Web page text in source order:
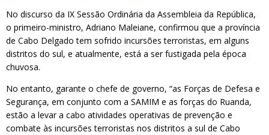
No discurso da IX Sessão Ordinária da Assembleia da República,
o primeiro-ministro, Adriano Maleiane, confirmou que a província
de Cabo Delgado tem sofrido incursões terroristas, em alguns
distritos do sul, e atualmente, está a ser fustigada pela época
chuvosa.
No entanto, garante o chefe de governo, “as Forças de Defesa e
Segurança, em conjunto com a SAMIM e as forças do Ruanda,
estão a levar a cabo atividades operativas de prevenção e
combate às incursões terroristas nos distritos a sul de Cabo